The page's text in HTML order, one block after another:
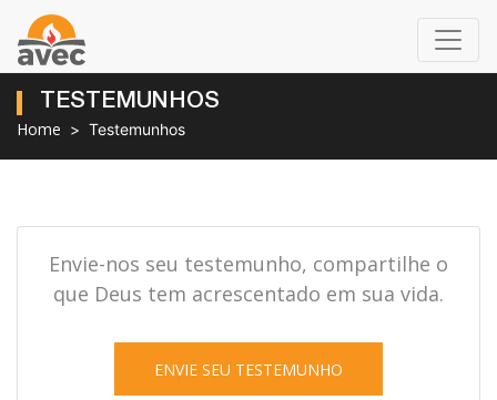
TESTEMUNHOS
Home Testemunhos
Envie-nos seu testemunho, compartilhe o
que Deus tem acrescentado em sua vida.
ENVIE SEU TESTEMUNHO